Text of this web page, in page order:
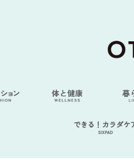
できる！カラダケ
SIXPAD